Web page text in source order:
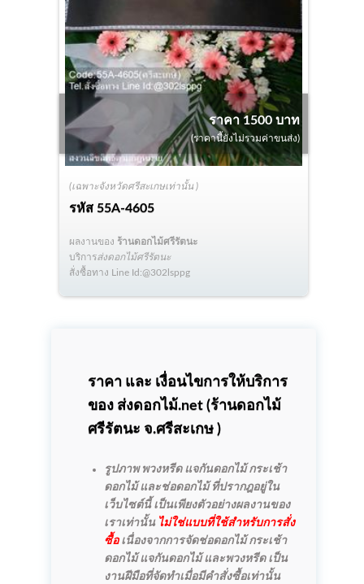
(เฉพาะจังหวัดศรีสะเกษเท่านั้น )
รหัส55A-4605
ราคา 1500 บาท
(ราคานี้ยังไม่รวมค่าขนส่ง)
ผลงานของ ร้านดอกไม้ศรีรัตนะ
บริการส่งดอกไม้ศรีรัตนะ
สั่งซื้อทาง Line Id:@302lsppg
ราคา และ เงื่อนไขการให้บริการ
ของ ส่งดอกไม้.net (ร้านดอกไม้
ศรีรัตนะ จ.ศรีสะเกษ )
รูปภาพ พวงหรีด แจกันดอกไม้ กระเช้า
ดอกไม้ และช่อดอกไม้ ที่ปรากฎอยู่ใน
เว็บไซต์นี้ เป็นเพียงตัวอย่างผลงานของ
เราเท่านั้น ไม่ใช่แบบที่ใช้สำหรับการสั่ง
ซื้อเนื่องจากการจัดช่อดอกไม้ กระเช้า
ดอกไม้ แจกันดอกไม้ และพวงหรีด เป็น
งานฝีมือที่จัดทำเมื่อมีคำสั่งซื้อเท่านั้น